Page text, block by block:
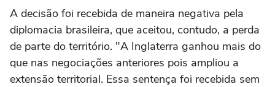
A decisão foi recebida de maneira negativa pela
diplomacia brasileira, que aceitou, contudo, a perda
de parte do território. "A Inglaterra ganhou mais do
que nas negociações anteriores pois ampliou a
extensão territorial. Essa sentença foi recebida sem